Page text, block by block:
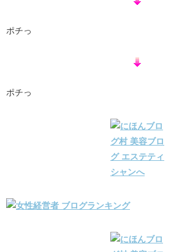
ポチっ
ポチっ